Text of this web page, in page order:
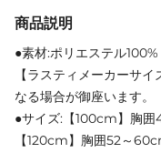
商品説明
●素材:ポリエステル100%
【ラスティメーカーサ
なる場合が御座います。
●サイズ:【100cm】胸
【120cm】胸囲52～